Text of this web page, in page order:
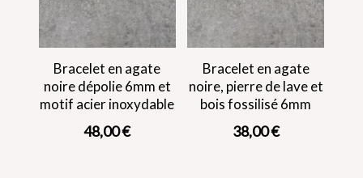
Bracelet en agate
noire dépolie 6mm et
motif acier inoxydable
48,00€
Bracelet en agate
noire, pierre de lave et
bois fossilisé 6mm
38,00€